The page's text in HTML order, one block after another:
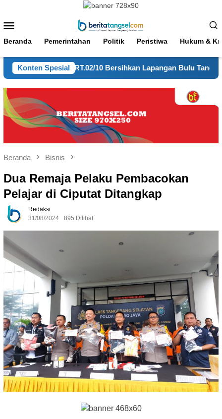
konten
Mobile
Beranda Pemerintahan Politik Peristiwa Hukum &
Konten Spesial
2 RT.02/10 Bersihkan Lapangan Bulu Tangkis
Beranda Bisnis
Dua Remaja Pelaku Pembacokan
Pelajar di Ciputat Ditangkap
Redaksi
31/08/2024
895 Dilihat